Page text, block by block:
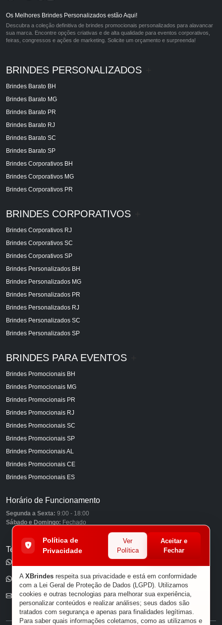
Os Melhores Brindes Personalizados estão Aqui!
Descubra a coleção definitiva de brindes promocionais personalizados para alavancar
sua marca. Encontre opções criativas e de alta qualidade para eventos corporativos,
feiras, congressos e ações de marketing. Solicite um orçamento e surpreenda!
BRINDES PERSONALIZADOS
Brindes Barato BH
Brindes Barato MG
Brindes Barato PR
Brindes Barato RJ
Brindes Barato SC
Brindes Barato SP
Brindes Corporativos BH
Brindes Corporativos MG
Brindes Corporativos PR
BRINDES CORPORATIVOS
Brindes Corporativos RJ
Brindes Corporativos SC
Brindes Corporativos SP
Brindes Personalizados BH
Brindes Personalizados MG
Brindes Personalizados PR
Brindes Personalizados RJ
Brindes Personalizados SC
Brindes Personalizados SP
BRINDES PARA EVENTOS
Brindes Promocionais BH
Brindes Promocionais MG
Brindes Promocionais PR
Brindes Promocionais RJ
Brindes Promocionais SC
Brindes Promocionais SP
Brindes Promocionais AL
Brindes Promocionais CE
Brindes Promocionais ES
Horário de Funcionamento
Segunda a Sexta: 9:00 - 18:00
Sábado e Domingo: Fechado
Telefones
(11) 96585-7462
E-mail
Política de
Privacidade
Ver
Política
Aceitar e
Fechar
A XBrindes respeita sua privacidade e está em conformidade
com a Lei Geral de Proteção de Dados (LGPD). Utilizamos
cookies e outras tecnologias para melhorar sua experiência,
personalizar conteúdos e realizar análises; seus dados são
tratados com segurança e apenas para finalidades legítimas.
Para saber quais informações coletamos, como as utilizamos e